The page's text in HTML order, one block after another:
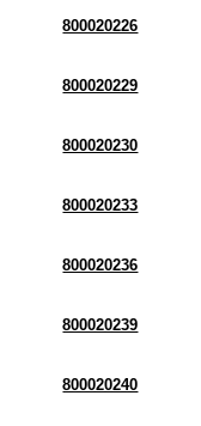
800020226
800020229
800020230
800020233
800020236
800020239
800020240